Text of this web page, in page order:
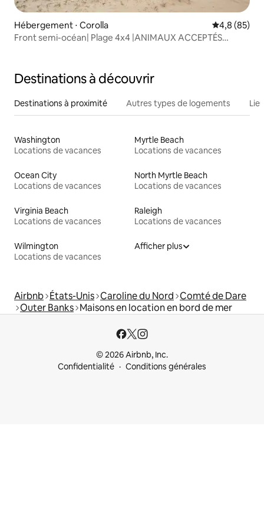
Hébergement ⋅ Corolla Évaluation
4,8 (85)
Front semi-océan| Plage 4x4 |ANIMAUX ACCEPTÉS
Destinations à découvrir
Destinations à proximité Autres types de logements
Washington
Locations de vacances
Myrtle Beach
Locations de vacances
Ocean City
Locations de vacances
North Myrtle Beach
Locations de vacances
Virginia Beach
Locations de vacances
Raleigh
Locations de vacances
Wilmington
Locations de vacances
Afficher plus
Airbnb États-Unis Caroline du Nord Comté de Dare
Outer Banks Maisons en location en bord de mer
© 2026 Airbnb, Inc.
Confidentialité
Conditions générales